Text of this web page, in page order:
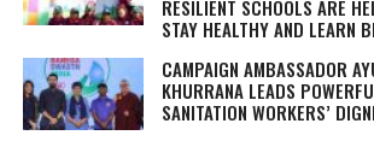
RESILIENT SCHOOLS ARE
STAY HEALTHY AND LEARN
CAMPAIGN AMBASSADOR
KHURRANA LEADS
SANITATION WORKERS’